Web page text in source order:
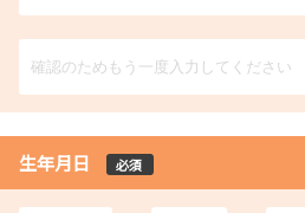
生年月日 必須